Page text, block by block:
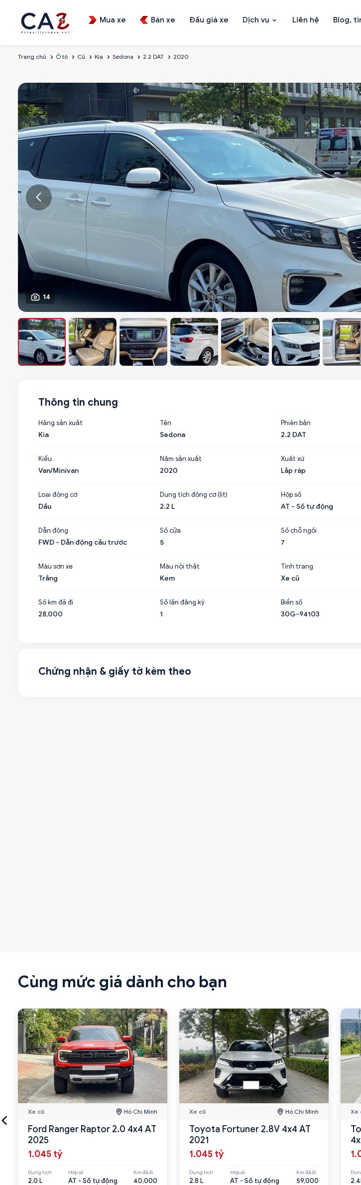
Mua xe Bán xe Đấu giá xe Dịch vụ Liên hệ Blog,
Trang chủ Ô tô Cũ Kia Sedona 2.2 DAT 2020
14
Thông tin chung
Hãng sản xuất
Kia
Tên
Sedona
Phiên bản
2.2 DAT
Kiểu
Van/Minivan
Năm sản xuất
2020
Xuất xứ
Lắp ráp
Loại động cơ
Dầu
Dung tích động cơ (lít)
2.2 L
Hộp số
AT - Số tự động
Dẫn động
FWD - Dẫn động cầu trước
Số cửa
5
Số chỗ ngồi
7
Màu sơn xe
Trắng
Màu nội thất
Kem
Tình trạng
Xe cũ
Số km đã đi
28,000
Số lần đăng ký
1
Biển số
30G-94103
Chứng nhận & giấy tờ kèm theo
Cùng mức giá dành cho bạn
Xe cũ Hồ Chí Minh
Ford Ranger Raptor 2.0 4x4 AT
2025
1.045 tỷ
Dung tích
2.0 L
Hộp số
AT - Số tự động
Km đã đi
40,000
Xe cũ Hồ Chí Minh
Toyota Fortuner 2.8V 4x4 AT
2021
1.045 tỷ
Dung tích
2.8 L
Hộp số
AT - Số tự động
Km đã đi
59,000
Xe